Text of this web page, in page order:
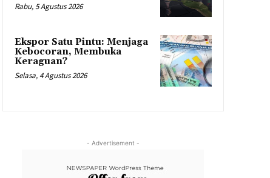
Rabu, 5 Agustus 2026
Ekspor Satu Pintu: Menjaga
Kebocoran, Membuka
Keraguan?
Selasa, 4 Agustus 2026
- Advertisement -